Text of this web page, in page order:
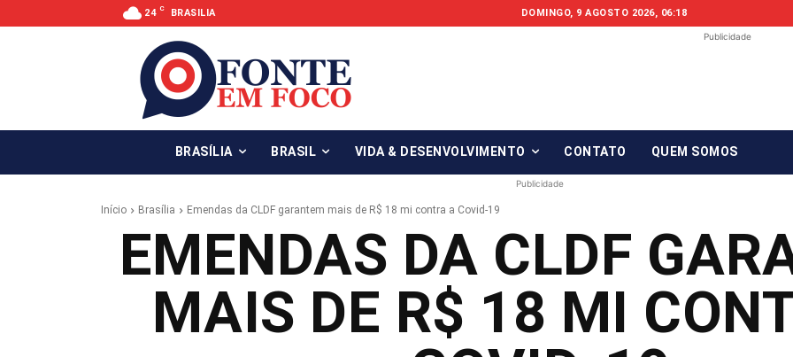
24 C BRASILIA DOMINGO, 9 AGOSTO 2026, 06:18
Publicidade
BRASÍLIA BRASIL VIDA & DESENVOLVIMENTO CONTATO QUEM SOMOS
Publicidade
Início Brasília Emendas da CLDF garantem mais de R$ 18 mi contra a Covid-19
EMENDAS DA CLDF
MAIS DE R$ 18 MI